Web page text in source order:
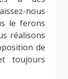
nous
le ferons
réalisons
de
toujours